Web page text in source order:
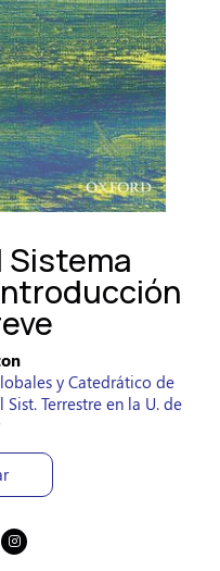
Sistema
y Catedrático de
Terrestre en la U. de